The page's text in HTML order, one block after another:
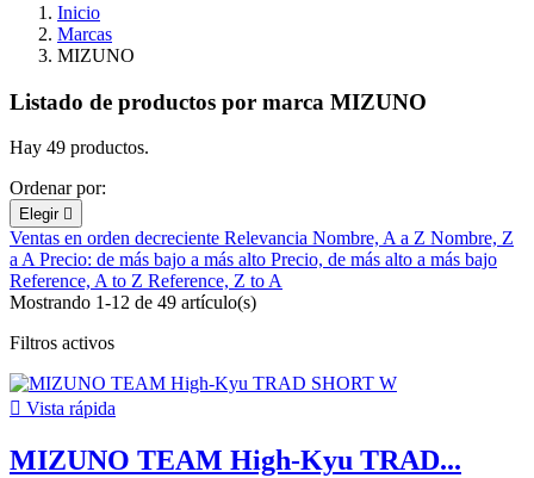
Inicio
Marcas
MIZUNO
Listado de productos por marca MIZUNO
Hay 49 productos.
Ordenar por:
Elegir 
Ventas en orden decreciente Relevancia Nombre, A a Z Nombre, Z
a APrecio: de más bajo a más alto Precio, de más alto a más bajo
Reference, A to Z Reference, Z to A
Mostrando 1-12 de 49 artículo(s)
Filtros activos
 Vista rápida
MIZUNO TEAM High-Kyu TRAD...